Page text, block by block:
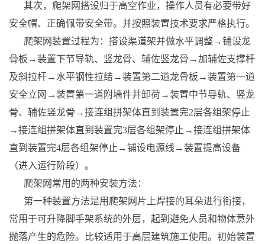
其次，爬架网搭设归于高空作业，操作人员有必要带好
安全帽、正确佩带安全带。并按照装置技术要求严格执行。
爬架网装置过程为：搭设渠道架并做水平调整→铺设龙
骨板→装置下节导轨、竖龙骨、辅佐竖龙骨→加辅佐支撑杆
及斜拉杆→水平钢性拉结→装置第二道龙骨板→装置第一道
安全立网→装置第一道附墙件并卸荷→装置中节导轨、竖龙
骨、辅佐竖龙骨→接连组拼架体直到装置完2层各组架停止
→接连组拼架体直到装置完3层各组架停止→接连组拼架体
直到装置完4层各组架停止→铺设电源线→装置提高设备
（进入运行阶段）。
爬架网常用的两种安装方法：
第一种装置方法是用爬架网片上焊接的耳朵进行衔接，
常用于可升降脚手架系统的外层，起到避免人员和物体意外
抛落产生的危险。比较适用于高层建筑施工使用。初始装置